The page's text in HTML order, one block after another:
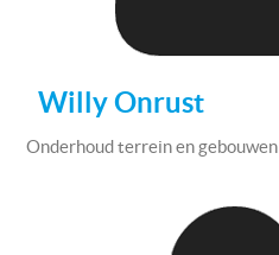
Willy Onrust
Onderhoud terrein en gebouwen